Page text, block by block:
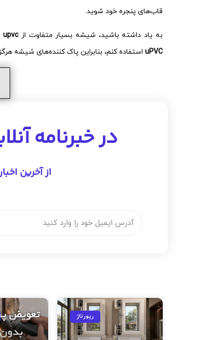
قاب‌های پنجره خود شوید.
به یاد داشته باشید، شیشه بسیار متفاوت ازupvc
uPVC استفاده کنم، بنابراین پاک کننده‌های شیشه
در خبرنامه
از آخرین
رپورتاژ